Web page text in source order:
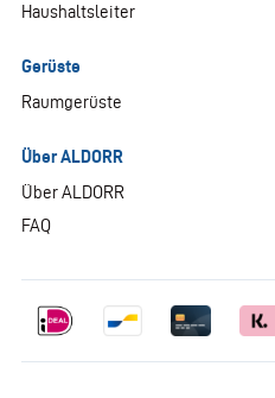
Haushaltsleiter
Gerüste
Raumgerüste
Über ALDORR
Über ALDORR
FAQ